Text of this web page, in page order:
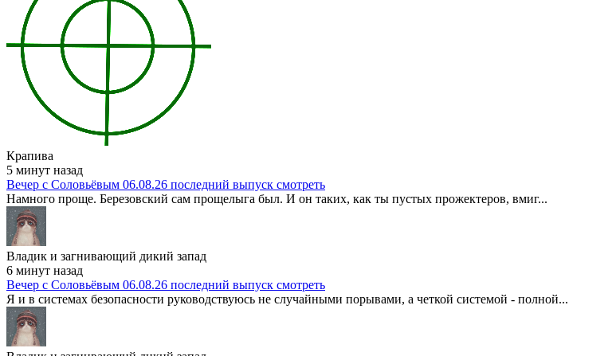
Крапива
5 минут назад
Вечер с Соловьёвым 06.08.26 последний выпуск смотреть
Намного проще. Березовский сам прощелыга был. И он таких, как ты пустых прожектеров, вмиг...
Владик и загнивающий дикий запад
6 минут назад
Вечер с Соловьёвым 06.08.26 последний выпуск смотреть
Я и в системах безопасности руководствуюсь не случайными порывами, а четкой системой - полной...